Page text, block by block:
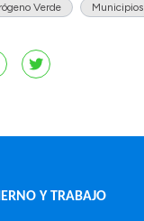
Verde Municipios
Y TRABAJO